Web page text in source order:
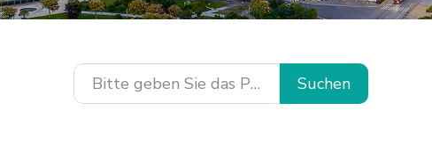
Suchen